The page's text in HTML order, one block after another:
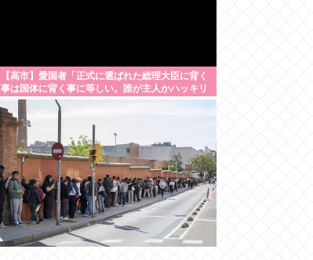
【高市】愛国者「正式に選ばれた総理大臣に背く
事は国体に背く事に等しい。誰が主人かハッキリ
させるべき」